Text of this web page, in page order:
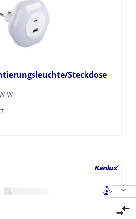
Steckdose
W